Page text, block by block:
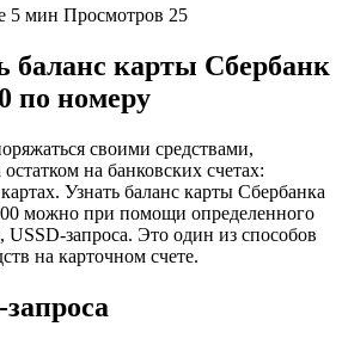
5 мин Просмотров 25
баланс карты Сбербанк
по номеру
своими средствами,
на банковских счетах:
Узнать баланс карты Сбербанка
можно при помощи определенного
USSD-запроса. Это один из способов
на карточном счете.